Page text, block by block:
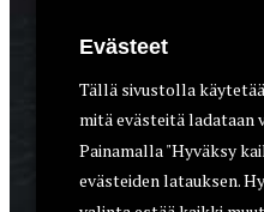
ASEET
Evästeet
Tällä sivustolla
mitä evästeitä ladataan
Painamalla "Hyväksy
evästeiden latauksen.